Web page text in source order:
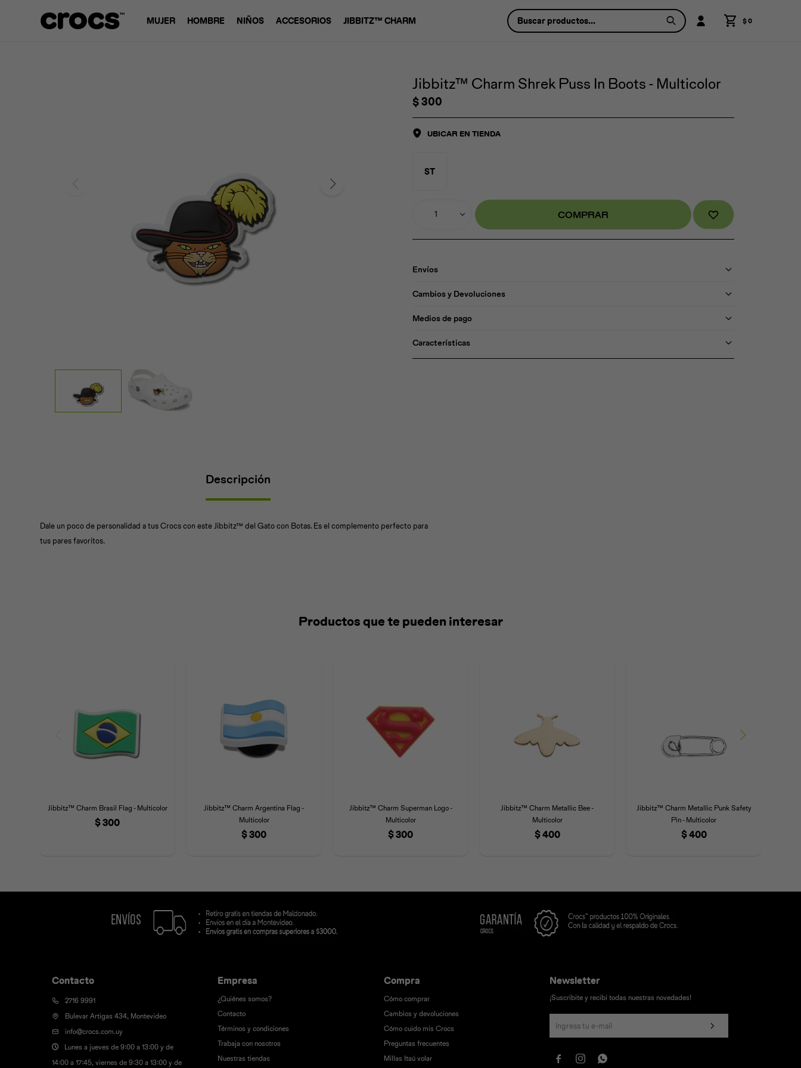
MUJER HOMBRE NIÑOS ACCESORIOS JIBBITZ™ CHARM $0
Jibbitz™ Charm Shrek Puss In Boots - Multicolor
$300
UBICAR EN TIENDA
ST
1 COMPRAR
Envíos
Cambios y Devoluciones
Medios de pago
Características
Descripción
Dale un poco de personalidad a tus Crocs con este Jibbitz™ del Gato con Botas. Es el complemento perfecto para
tus pares favoritos.
Productos que te pueden interesar
Jibbitz™ Charm Brasil Flag - Multicolor
$300
Jibbitz™ Charm Argentina Flag -
Multicolor
$300
Jibbitz™ Charm Superman Logo -
Multicolor
$300
Jibbitz™ Charm Metallic Bee -
Multicolor
$400
Jibbitz™ Charm Metallic Punk Safety
Pin - Multicolor
$400
Contacto
2716 9991
Bulevar Artigas 434, Montevideo
info@crocs.com.uy
Lunes a jueves de 9:00 a 13:00 y de
14:00 a 17:45, viernes de 9:30 a 13:00 y de
Empresa
¿Quiénes somos?
Contacto
Términos y condiciones
Trabaja con nosotros
Nuestras tiendas
Compra
Cómo comprar
Cambios y devoluciones
Cómo cuido mis Crocs
Preguntas frecuentes
Millas Itaú volar
Newsletter
¡Suscribite y recibí todas nuestras novedades!
  